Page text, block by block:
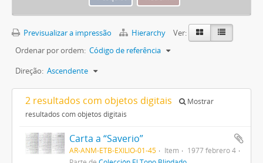
Previsualizar a impressão Hierarchy
Ver:
Ordenar por ordem: Código de referência
Direção: Ascendente
2 resultados com objetos digitais
Mostrar
resultados com objetos digitais
Carta a “Saverio”
AR-ANM-ETB-EXILIO-01-45 Item
1977 febrero 4